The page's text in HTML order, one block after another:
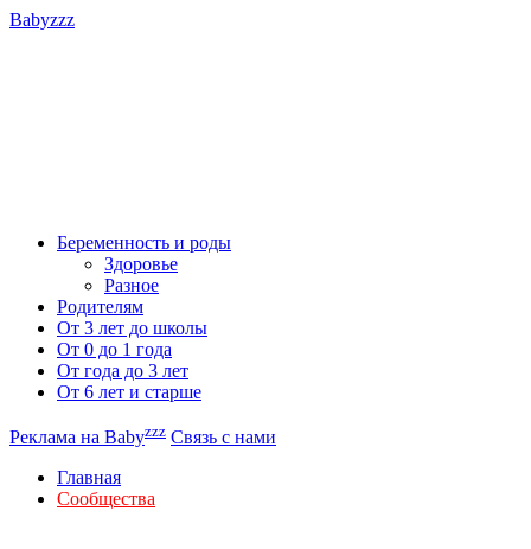
Babyzzz
Беременность и роды
Здоровье
Разное
Родителям
От 3 лет до школы
От 0 до 1 года
От года до 3 лет
От 6 лет и старше
Реклама на Babyzzz Связь с нами
Главная
Сообщества